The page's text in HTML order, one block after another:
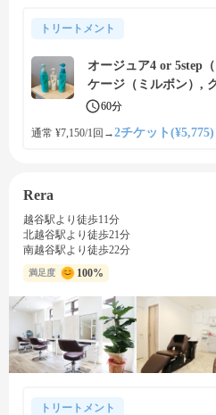
トリートメント
オージュア4 or 5step
ケージ（ミルボン）,
ン）のトリートメント
60分
通常 ¥7,150/1回 →2チケット(¥5,775)
Rera
越谷駅より徒歩11分
北越谷駅より徒歩21分
南越谷駅より徒歩22分
満足度 100%
トリートメント